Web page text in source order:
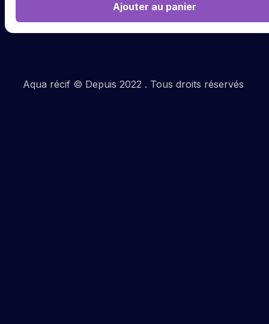
Ajouter au panier
Aqua récif © Depuis 2022 . Tous droits réservés